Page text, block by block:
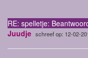
RE: spelletje:
Juudje schreef op: 12-02-